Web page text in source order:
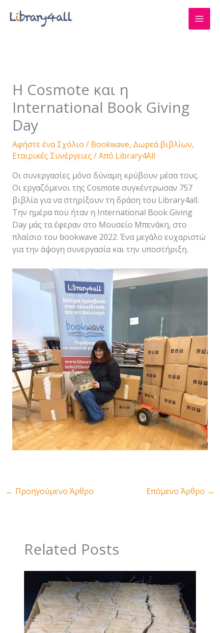
στο
περιεχόμενο
H Cosmote και η
International Book Giving
Day
Αφήστε ένα Σχόλιο / Bookwave, Δωρεά βιβλίων,
Εταιρικές Συνέργειες / Από Library4All
Οι συνεργασίες μόνο δύναμη κρύβουν μέσα τους.
Οι εργαζόμενοι της Cosmote συγκέντρωσαν 757
βιβλία για να στηρίξουν τη δράση του Library4all.
Την ημέρα που ήταν η International Book Giving
Day μάς τα έφεραν στο Μουσείο Μπενάκη, στο
πλαίσιο του bookwave 2022. Ένα μεγάλο ευχαριστώ
για την άψογη συνεργασία και την υποστήριξη.
← Προηγούμενο Άρθρο Επόμενο Άρθρο →
Related Posts